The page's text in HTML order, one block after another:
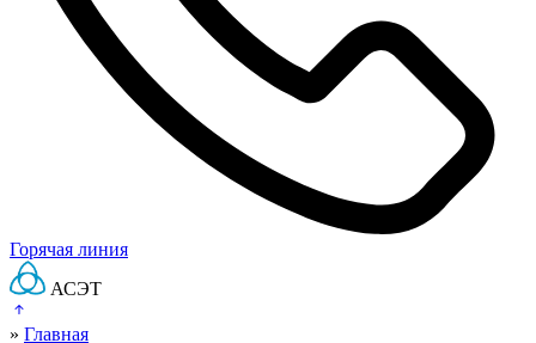
Горячая линия
АСЭТ
» Главная